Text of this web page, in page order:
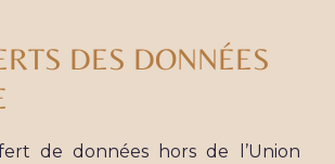
DES DONNÉES
de données hors de l’Union